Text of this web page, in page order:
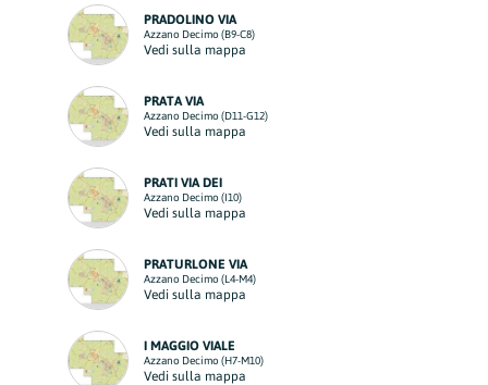
PRADOLINO VIA
Azzano Decimo (B9-C8)
Vedi sulla mappa
PRATA VIA
Azzano Decimo (D11-G12)
Vedi sulla mappa
PRATI VIA DEI
Azzano Decimo (I10)
Vedi sulla mappa
PRATURLONE VIA
Azzano Decimo (L4-M4)
Vedi sulla mappa
I MAGGIO VIALE
Azzano Decimo (H7-M10)
Vedi sulla mappa